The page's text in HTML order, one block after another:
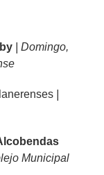
| Domingo,
Municipal